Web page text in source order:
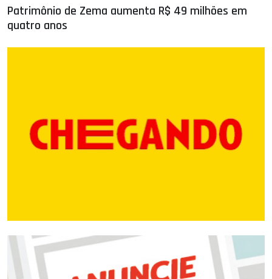
Patrimônio de Zema aumenta R$ 49 milhões em
quatro anos